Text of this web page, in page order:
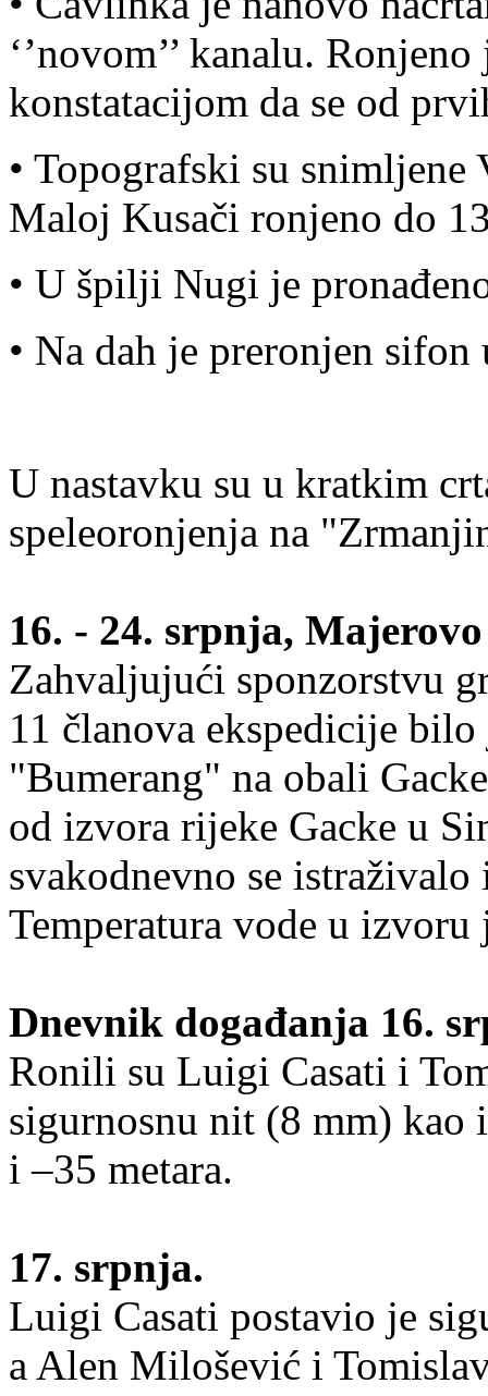
‘’novom’’ kanalu.
konstatacijom da se od
• Topografski su
Maloj Kusači ronjeno do
• U špilji Nugi je
• Na dah je preronjen
U nastavku su u kratkim
speleoronjenja na
16. - 24. srpnja,
Zahvaljujući sponzorstvu
11 članova ekspedicije
"Bumerang" na obali
od izvora rijeke Gacke u
svakodnevno se
Temperatura vode u izvoru
Dnevnik događanja 16.
Ronili su Luigi Casati i
sigurnosnu nit (8 mm) kao
i –35 metara.
17. srpnja.
Luigi Casati postavio je
a Alen Milošević i